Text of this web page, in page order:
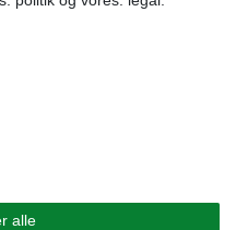
alle